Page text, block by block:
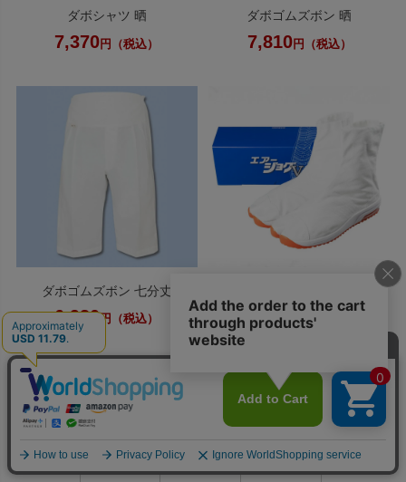
ダボシャツ 晒
7,370円（税込）
ダボゴムズボン 晒
7,810円（税込）
ダボゴムズボン 七分丈
6,930円（税込） 5,420円（税込）
会員ページ 店舗案内